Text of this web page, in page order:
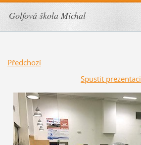
Golfová škola Michal
Předchozí
Spustit prezentaci